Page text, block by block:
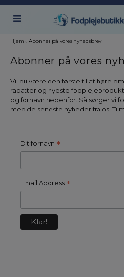
Hjem › Abonner på vores nyhedsbrev
Abonner på vores
Vil du være den første til at høre
rabatter og nyeste
og fornavn nedenfor. Så sørger vi
med de seneste nyheder fra os.
Dit fornavn *
Email Address *